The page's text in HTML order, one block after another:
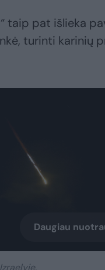
taip pat išlieka
turinti karinių
Daugiau